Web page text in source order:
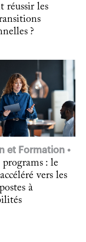
réussir les
?
et Formation
: le
vers les
à